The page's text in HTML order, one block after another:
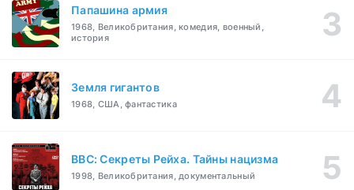
Папашина армия
1968, Великобритания, комедия, военный,
история
Земля гигантов
1968, США, фантастика
BBC: Секреты Рейха. Тайны нацизма
1998, Великобритания, документальный